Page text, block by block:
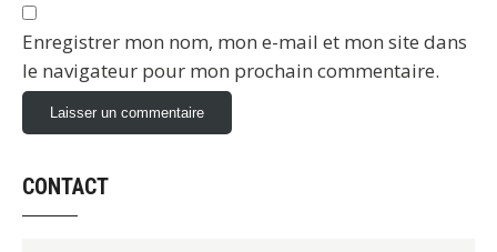
Enregistrer mon nom, mon e-mail et mon site dans
le navigateur pour mon prochain commentaire.
CONTACT